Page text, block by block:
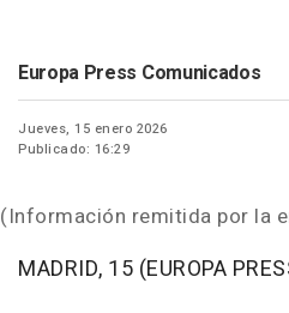
Europa Press Comunicados
Jueves, 15 enero 2026
Publicado: 16:29
(Información remitida por la
MADRID, 15 (EUROPA